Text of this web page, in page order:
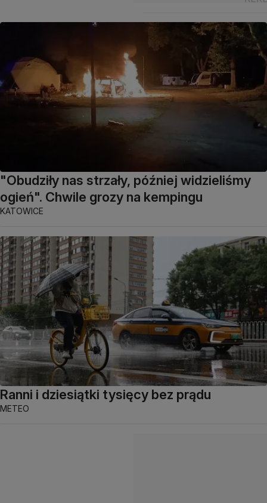
"Obudziły nas strzały, później widzieliśmy
ogień". Chwile grozy na kempingu
KATOWICE
Ranni i dziesiątki tysięcy bez prądu
METEO